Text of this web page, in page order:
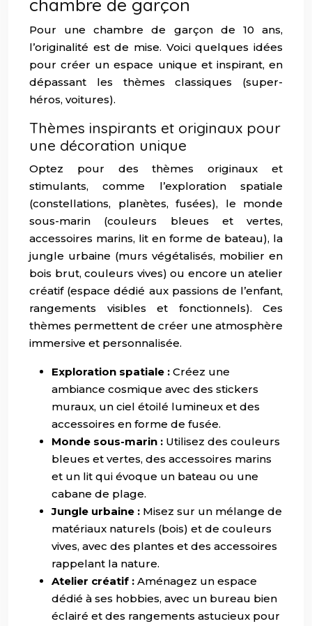
chambre de garçon
Pour une chambre de garçon de 10 ans,
l’originalité est de mise. Voici quelques idées
pour créer un espace unique et inspirant, en
dépassant les thèmes classiques (super-
héros, voitures).
Thèmes inspirants et originaux pour
une décoration unique
Optez pour des thèmes originaux et
stimulants, comme l’exploration spatiale
(constellations, planètes, fusées), le monde
sous-marin (couleurs bleues et vertes,
accessoires marins, lit en forme de bateau), la
jungle urbaine (murs végétalisés, mobilier en
bois brut, couleurs vives) ou encore un atelier
créatif (espace dédié aux passions de l’enfant,
rangements visibles et fonctionnels). Ces
thèmes permettent de créer une atmosphère
immersive et personnalisée.
Exploration spatiale : Créez une
ambiance cosmique avec des stickers
muraux, un ciel étoilé lumineux et des
accessoires en forme de fusée.
Monde sous-marin : Utilisez des couleurs
bleues et vertes, des accessoires marins
et un lit qui évoque un bateau ou une
cabane de plage.
Jungle urbaine : Misez sur un mélange de
matériaux naturels (bois) et de couleurs
vives, avec des plantes et des accessoires
rappelant la nature.
Atelier créatif : Aménagez un espace
dédié à ses hobbies, avec un bureau bien
éclairé et des rangements astucieux pour